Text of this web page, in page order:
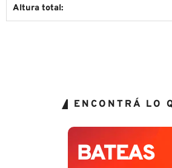
Altura total:
ENCONTRÁ LO
BATEAS